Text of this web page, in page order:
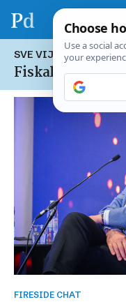
SVE VIJESTI NA
Fiskalizacija 2.0
FIRESIDE CHAT